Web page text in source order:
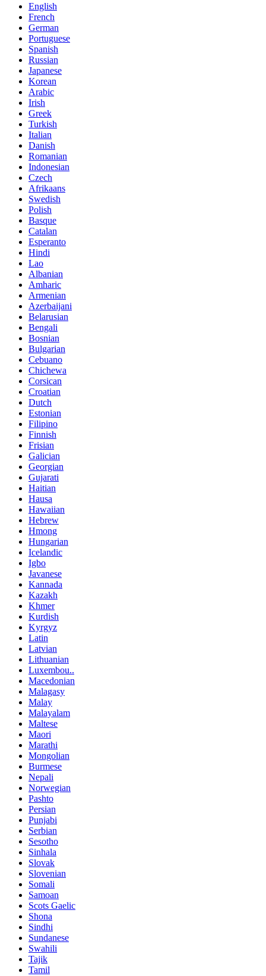
English
French
German
Portuguese
Spanish
Russian
Japanese
Korean
Arabic
Irish
Greek
Turkish
Italian
Danish
Romanian
Indonesian
Czech
Afrikaans
Swedish
Polish
Basque
Catalan
Esperanto
Hindi
Lao
Albanian
Amharic
Armenian
Azerbaijani
Belarusian
Bengali
Bosnian
Bulgarian
Cebuano
Chichewa
Corsican
Croatian
Dutch
Estonian
Filipino
Finnish
Frisian
Galician
Georgian
Gujarati
Haitian
Hausa
Hawaiian
Hebrew
Hmong
Hungarian
Icelandic
Igbo
Javanese
Kannada
Kazakh
Khmer
Kurdish
Kyrgyz
Latin
Latvian
Lithuanian
Luxembou..
Macedonian
Malagasy
Malay
Malayalam
Maltese
Maori
Marathi
Mongolian
Burmese
Nepali
Norwegian
Pashto
Persian
Punjabi
Serbian
Sesotho
Sinhala
Slovak
Slovenian
Somali
Samoan
Scots Gaelic
Shona
Sindhi
Sundanese
Swahili
Tajik
Tamil